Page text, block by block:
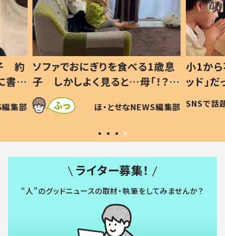
歳息
？」
編集部
小1から不登校、息子は「ギフテ
ッド」だった 父が“ウチ給食”を
作り続ける理由とは #令和の親
#令和の子
SNSで話題 ほ・とせなNEWS編集部
ひ孫
が、抱
「涙
い」
ライター募集！
“人”のグッドニュースの取材・執筆をしてみませんか？